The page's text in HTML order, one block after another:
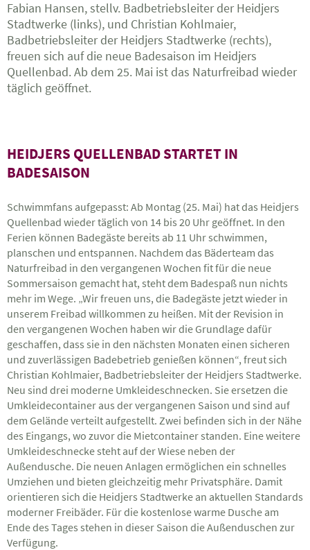
Fabian Hansen, stellv. Badbetriebsleiter der Heidjers
Stadtwerke (links), und Christian Kohlmaier,
Badbetriebsleiter der Heidjers Stadtwerke (rechts),
freuen sich auf die neue Badesaison im Heidjers
Quellenbad. Ab dem 25. Mai ist das Naturfreibad wieder
täglich geöffnet.
HEIDJERS QUELLENBAD STARTET IN
BADESAISON
Schwimmfans aufgepasst: Ab Montag (25. Mai) hat das Heidjers
Quellenbad wieder täglich von 14 bis 20 Uhr geöffnet. In den
Ferien können Badegäste bereits ab 11 Uhr schwimmen,
planschen und entspannen. Nachdem das Bäderteam das
Naturfreibad in den vergangenen Wochen fit für die neue
Sommersaison gemacht hat, steht dem Badespaß nun nichts
mehr im Wege. „Wir freuen uns, die Badegäste jetzt wieder in
unserem Freibad willkommen zu heißen. Mit der Revision in
den vergangenen Wochen haben wir die Grundlage dafür
geschaffen, dass sie in den nächsten Monaten einen sicheren
und zuverlässigen Badebetrieb genießen können“, freut sich
Christian Kohlmaier, Badbetriebsleiter der Heidjers Stadtwerke.
Neu sind drei moderne Umkleideschnecken. Sie ersetzen die
Umkleidecontainer aus der vergangenen Saison und sind auf
dem Gelände verteilt aufgestellt. Zwei befinden sich in der Nähe
des Eingangs, wo zuvor die Mietcontainer standen. Eine weitere
Umkleideschnecke steht auf der Wiese neben der
Außendusche. Die neuen Anlagen ermöglichen ein schnelles
Umziehen und bieten gleichzeitig mehr Privatsphäre. Damit
orientieren sich die Heidjers Stadtwerke an aktuellen Standards
moderner Freibäder. Für die kostenlose warme Dusche am
Ende des Tages stehen in dieser Saison die Außenduschen zur
Verfügung.